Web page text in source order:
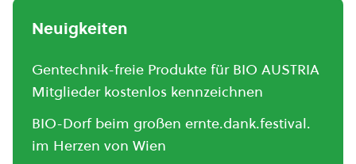
Neuigkeiten
Gentechnik-freie Produkte für BIO AUSTRIA
Mitglieder kostenlos kennzeichnen
BIO-Dorf beim großen ernte.dank.festival.
im Herzen von Wien